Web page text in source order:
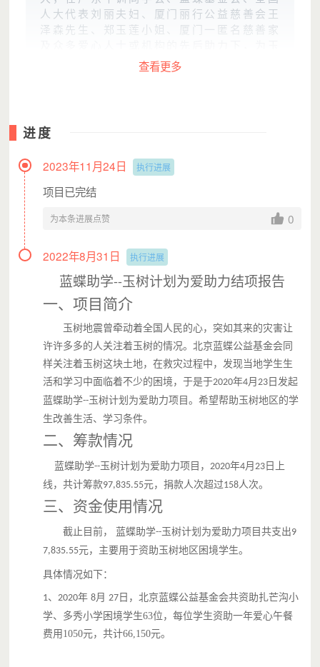
人大代表刘丽夫妇、厦门丽行公益慈善会王
泽森先生、郑玉莲小姐、厦门一匿名慈善家
爱心款70多万元
看到孩子们纯净的眼神和那如此天真灿烂
的笑容，我们的心里真的非常欣慰！
赠人玫瑰手有余香，在力所能及的情况下
去帮助别人，善无大小，量力而行。累，并
快乐着！孩子们的笑脸是我们前进的动力，
也是督促我们做的更好的力量！
这个世界有太多太多的问题，或许都不是
你，我，他能够回答或解决的，但是这些问
题可以由我们来共同关注，同出一把手，同
出一把力。拉他们一把。每个人努力一小
步，就可以成就他们一大步，帮助他们改善
生活环境，完成生活梦想。
查看更多
进度
2023年11月24日 执行进展
项目已完结
为本条进展点赞 0
2022年8月31日 执行进展
蓝蝶助学--玉树计划为爱助力结项报告
一、项目简介
玉树地震曾牵动着全国人民的心，突如其来的灾害让
许许多多的人关注着玉树的情况。北京蓝蝶公益基金会同
样关注着玉树这块土地，在救灾过程中，发现当地学生生
活和学习中面临着不少的困境，于是于2020年4月 23日发起
蓝蝶助学--玉树计划为爱助力项目。希望帮助玉树地区的学
生改善生活、学习条件。
二、 筹款情况
蓝蝶助学--玉树计划为爱助力项目， 2020年4月 23日上
线，共计筹款97,835.55元，捐款人次超过158人次。
三、资金使用情况
截止目前， 蓝蝶助学--玉树计划为爱助力项目共支出9
7,835.55元， 主要用于资助玉树地区困境学生。
具体情况如下：
1、 2020年 8月 27日 ， 北京蓝蝶公益基金会共资助扎芒沟小
学、多秀小学困境学生63位，每位学生资助一年爱心午餐
费用1050元，共计66,150元。